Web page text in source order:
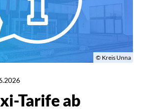
© Kreis Unna
Tarife ab